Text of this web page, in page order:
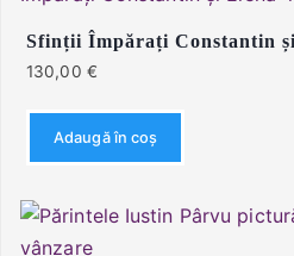
Sfinții Împărați Constantin
130,00 €
Adaugă în coș